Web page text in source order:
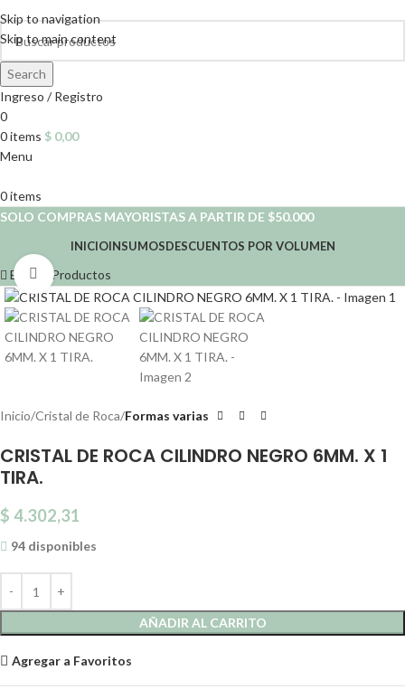
Skip to navigation
Skip to main content
Search
Ingreso / Registro
0
0items $ 0,00
Menu
0items
SOLO COMPRAS MAYORISTAS A PARTIR DE $50.000
INICIOINSUMOSDESCUENTOS POR VOLUMEN
Buscar Productos
Click to enlarge
Inicio Cristal de Roca Formas varias
CRISTAL DE ROCA CILINDRO NEGRO 6MM. X 1
TIRA.
$ 4.302,31
94 disponibles
AÑADIR AL CARRITO
Agregar a Favoritos